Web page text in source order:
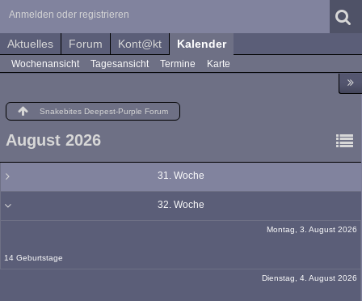
Anmelden oder registrieren
Aktuelles Forum Kont@kt Kalender
Wochenansicht Tagesansicht Termine Karte
Snakebites Deepest-Purple Forum
August 2026
31. Woche
32. Woche
Montag, 3. August 2026
14 Geburtstage
Dienstag, 4. August 2026